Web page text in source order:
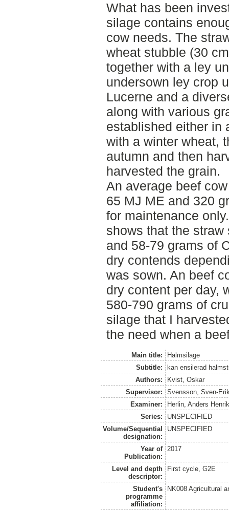
What has been
silage contains
cow needs. The
wheat stubble (30
together with a ley
undersown ley crop
Lucerne and a
along with various
established either in
with a winter wheat,
autumn and then
harvested the grain.
An average beef
65 MJ ME and 320
for maintenance
shows that the
and 58-79 grams of
dry contends
was sown. An beef
dry content per day,
580-790 grams of
silage that I
the need when a
Main title:
Halmsilage
Subtitle:
kan ensilerad
Authors:
Kvist, Oskar
Supervisor:
Svensson, Sven-
Examiner:
Herlin, Anders
Series:
UNSPECIFIED
Volume/Sequential
designation:
UNSPECIFIED
Year of
Publication:
2017
Level and depth
descriptor:
First cycle, G2E
Student's
programme
affiliation:
NK008 Agricultural